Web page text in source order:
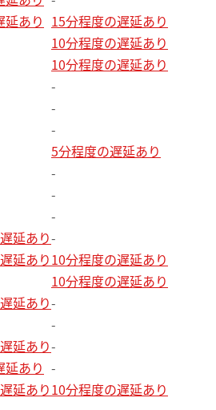
延あり 15分程度の遅延あり
10分程度の遅延あり
10分程度の遅延あり
-
-
-
5分程度の遅延あり
-
-
-
延あり-
延あり10分程度の遅延あり
10分程度の遅延あり
延あり-
-
延あり-
延あり -
延あり10分程度の遅延あり